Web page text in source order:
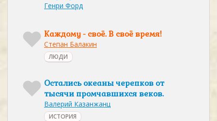
Генри Форд
Каждому - своё. В своё время!
Степан Балакин
ЛЮДИ
Остались океаны черепков от
тысячи промчавшихся веков.
Валерий Казанжанц
ИСТОРИЯ